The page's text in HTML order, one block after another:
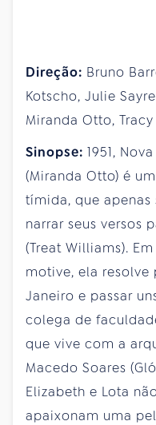
Direção: Bruno
Kotscho, Julie
Miranda Otto,
Sinopse: 1951,
(Miranda Otto) é
tímida, que apenas
narrar seus versos
(Treat Williams).
motive, ela resolve
Janeiro e passar
colega de
que vive com a
Macedo Soares
Elizabeth e Lota
apaixonam uma